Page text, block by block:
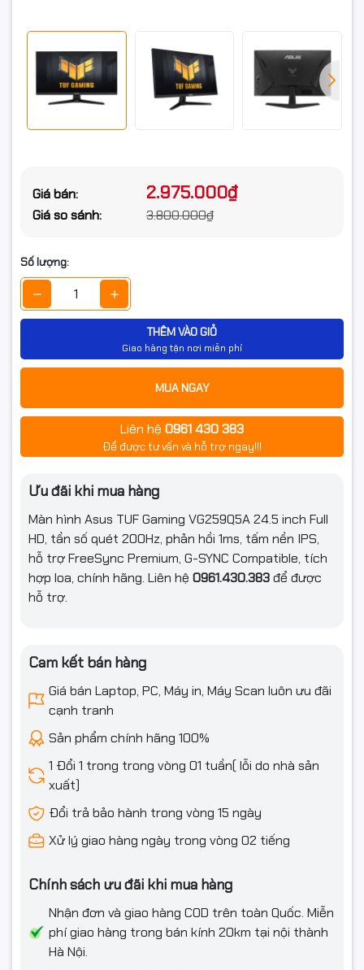
Giá bán: 2.975.000₫
Giá so sánh: 3.800.000₫
Số lượng:
THÊM VÀO GIỎ
Giao hàng tận nơi miễn phí
MUA NGAY
Liên hệ 0961 430 383
Để được tư vấn và hỗ trợ ngay!!!
Ưu đãi khi mua hàng
Màn hình Asus TUF Gaming VG259Q5A 24.5 inch Full
HD, tần số quét 200Hz, phản hồi 1ms, tấm nền IPS,
hỗ trợ FreeSync Premium, G-SYNC Compatible, tích
hợp loa, chính hãng. Liên hệ 0961.430.383để được
hỗ trợ.
Cam kết bán hàng
Giá bán Laptop, PC, Máy in, Máy Scan luôn ưu đãi
cạnh tranh
Sản phẩm chính hãng 100%
1 Đổi 1 trong trong vòng 01 tuần( lỗi do nhà sản
xuất)
Đổi trả bảo hành trong vòng 15 ngày
Xử lý giao hàng ngày trong vòng 02 tiếng
Chính sách ưu đãi khi mua hàng
Nhận đơn và giao hàng COD trên toàn Quốc. Miễn
phí giao hàng trong bán kính 20km tại nội thành
Hà Nội.
200 Hz cực nhanh. ASUS Extreme Low Motion Blur và
AMD FreeSync™ Premium, tương thích với G-SYNC,
công nghệ VESA AdaptiveSync cho phép chơi game
cực kỳ mượt mà. Ngoài ra, màn hình có gam màu
sRGB 99% để mang lại màu sắc và độ tương phản
đặc biệt.